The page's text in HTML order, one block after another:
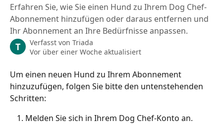
Erfahren Sie, wie Sie einen Hund zu Ihrem Dog Chef-
Abonnement hinzufügen oder daraus entfernen und
Ihr Abonnement an Ihre Bedürfnisse anpassen.
T Verfasst von Triada
Vor über einer Woche aktualisiert
Um einen neuen Hund zu Ihrem Abonnement
hinzuzufügen, folgen Sie bitte den untenstehenden
Schritten:
Melden Sie sich in Ihrem Dog Chef-Konto an.